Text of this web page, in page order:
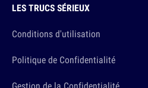
LES TRUCS SÉRIEUX
Conditions d'utilisation
Politique de Confidentialité
Gestion de la Confidentialité